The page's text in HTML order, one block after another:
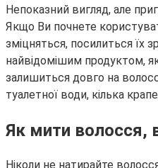
Непоказний вигляд, але
Якщо Ви почнете
зміцняться, посилиться їх
найвідомішим продуктом,
залишиться довго на
туалетної води, кілька
Як мити волосся,
Ніколи не натирайте